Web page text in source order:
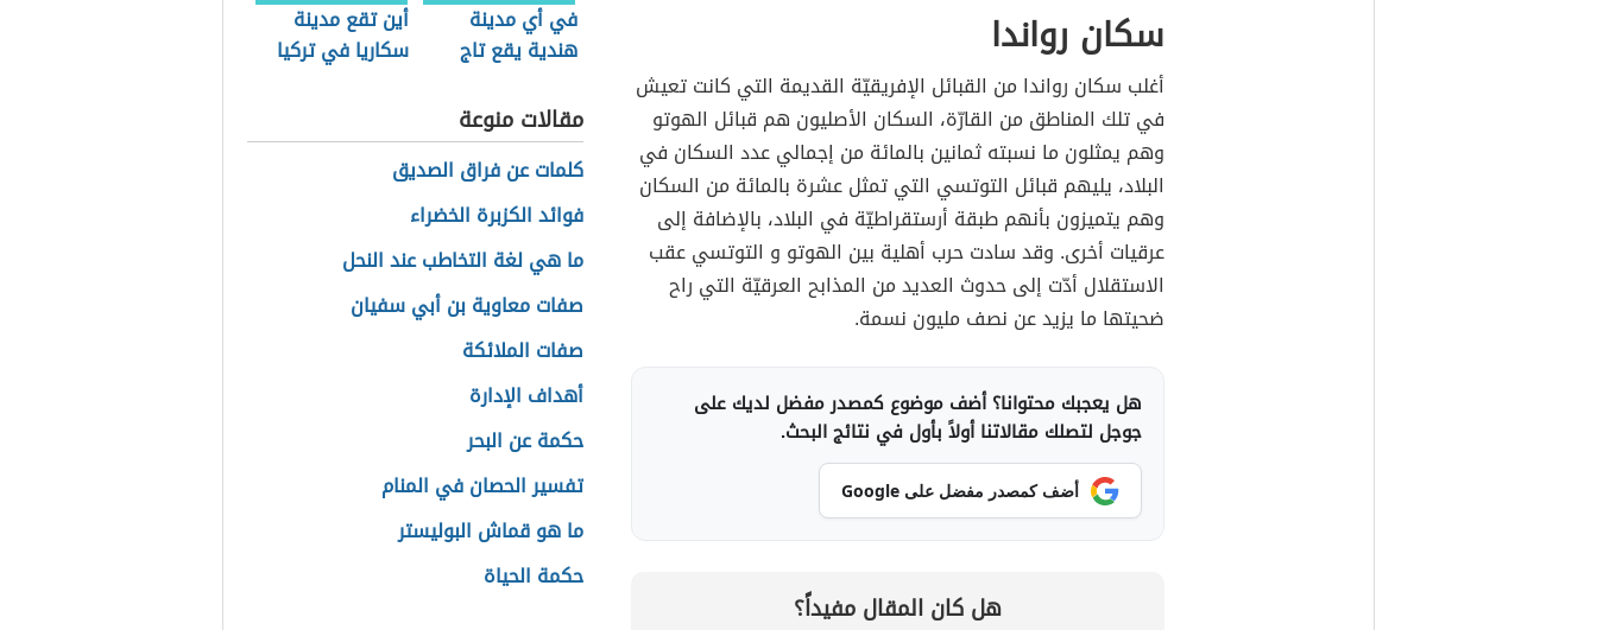
سكان رواندا
أغلب سكان رواندا من القبائل الإفريقيّة القديمة التي كانت تعيش
في تلك المناطق من القارّة، السكان الأصليون هم قبائل الهوتو
وهم يمثلون ما نسبته ثمانين بالمائة من إجمالي عدد السكان في
البلاد، يليهم قبائل التوتسي التي تمثل عشرة بالمائة من السكان
وهم يتميزون بأنهم طبقة أرستقراطيّة في البلاد، بالإضافة إلى
عرقيات أخرى. وقد سادت حرب أهلية بين الهوتو و التوتسي عقب
الاستقلال أدّت إلى حدوث العديد من المذابح العرقيّة التي راح
ضحيتها ما يزيد عن نصف مليون نسمة.
هل يعجبك محتوانا؟ أضف موضوع كمصدر مفضل لديك على
جوجل لتصلك مقالاتنا أولاً بأول في نتائج البحث.
أضف كمصدر مفضل على Google
هل كان المقال مفيداً؟
في أي مدينة
هندية يقع تاج
أين تقع مدينة
سكاريا في تركيا
مقالات منوعة
كلمات عن فراق الصديق
فوائد الكزبرة الخضراء
ما هي لغة التخاطب عند النحل
صفات معاوية بن أبي سفيان
صفات الملائكة
أهداف الإدارة
حكمة عن البحر
تفسير الحصان في المنام
ما هو قماش البوليستر
حكمة الحياة